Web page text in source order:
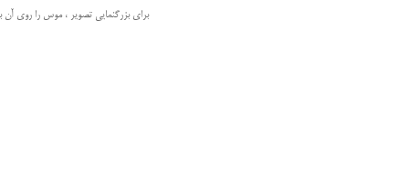
برای بزرگنمایی تصویر ، موس را روی آن